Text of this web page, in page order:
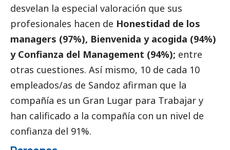
desvelan la especial valoración que sus
profesionales hacen de Honestidad de los
managers (97%), Bienvenida y acogida (94%)
y Confianza del Management (94%); entre
otras cuestiones. Así mismo, 10 de cada 10
empleados/as de Sandoz afirman que la
compañía es un Gran Lugar para Trabajar y
han calificado a la compañía con un nivel de
confianza del 91%.